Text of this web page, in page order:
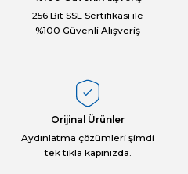
256 Bit SSL Sertifikası ile
%100 Güvenli Alışveriş
Orijinal Ürünler
Aydınlatma çözümleri şimdi
tek tıkla kapınızda.